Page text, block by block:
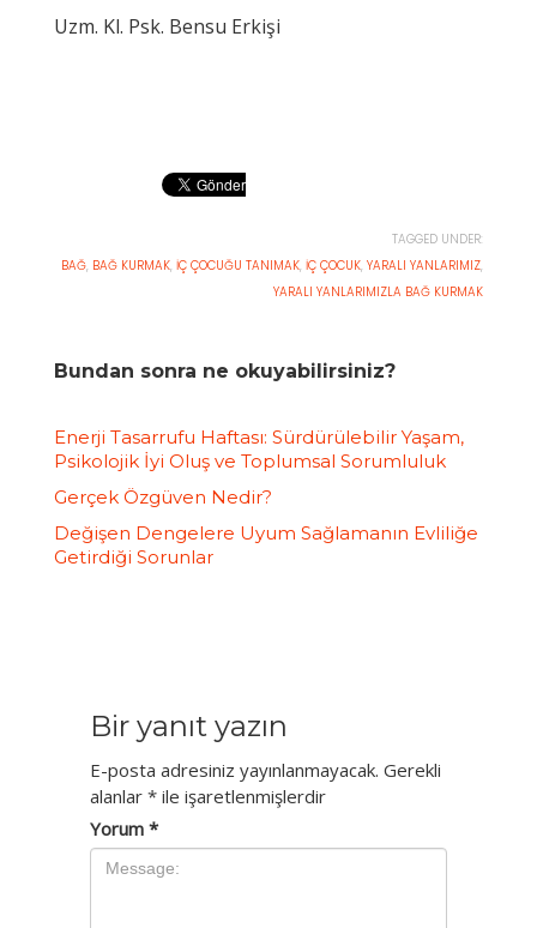
Uzm. Kl. Psk. Bensu Erkişi
TAGGED UNDER:
BAĞ, BAĞ KURMAK, İÇ ÇOCUĞU TANIMAK, İÇ ÇOCUK, YARALI YANLARIMIZ,
YARALI YANLARIMIZLA BAĞ KURMAK
Bundan sonra ne okuyabilirsiniz?
Enerji Tasarrufu Haftası: Sürdürülebilir Yaşam,
Psikolojik İyi Oluş ve Toplumsal Sorumluluk
Gerçek Özgüven Nedir?
Değişen Dengelere Uyum Sağlamanın Evliliğe
Getirdiği Sorunlar
Bir yanıt yazın
E-posta adresiniz yayınlanmayacak. Gerekli
alanlar * ile işaretlenmişlerdir
Yorum *